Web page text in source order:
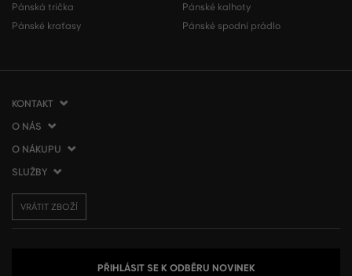
Pánská trička
Pánské kraťasy
Pánské kalhoty
Pánské spodní prádlo
KONTAKT
VERMONT Services Slovakia s. r. o.
Vlčie hrdlo 53
tel.:+420 210 012 200
info@gant.cz
O NÁS
O společnosti
Kontakt
Blog
O NÁKUPU
Jak nakupovat
Vrácení zboží
Zpracování osobních údajů
SLUŽBY
Doprava a platba
Dárkové poukázky
VRÁTIT ZBOŽÍ
PŘIHLÁSIT SE K ODBĚRU NOVINEK